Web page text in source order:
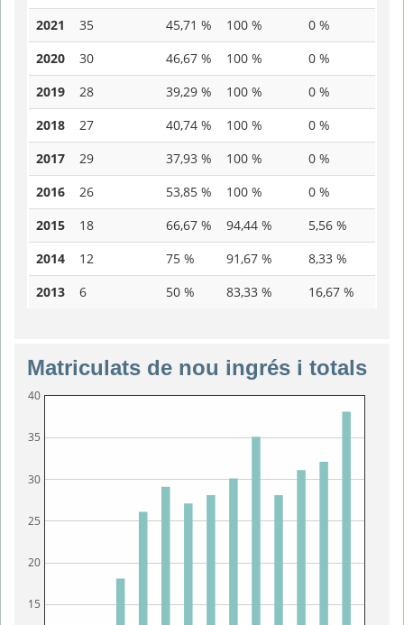
2021
35 45,71 % 100 %
0 %
2020
30 46,67 % 100 %
0 %
2019
28 39,29 % 100 %
0 %
2018
27 40,74 % 100 %
0 %
2017
29 37,93 % 100 %
0 %
2016
26 53,85 % 100 %
0 %
2015
18 66,67 % 94,44 %
5,56 %
2014
12 75 % 91,67 %
8,33 %
2013
6 50 % 83,33 % 16,67 %
Matriculats de nou ingrés i totals
15
20
25
30
35
40